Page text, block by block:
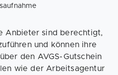
Anbieter sind berechtigt,
und können ihre
den AVGS-Gutschein
wie der Arbeitsagentur